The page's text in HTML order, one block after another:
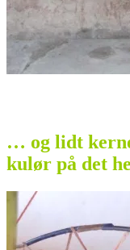
… og lidt
kulør på det